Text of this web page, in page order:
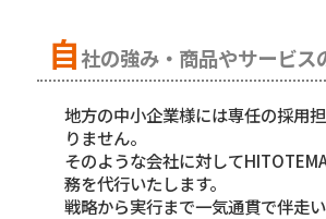
自社の強み・商品やサービス
地方の中小企業様には専任の採用
りません。
そのような会社に対して
務を代行いたします。
戦略から実行まで一気通貫で伴走い